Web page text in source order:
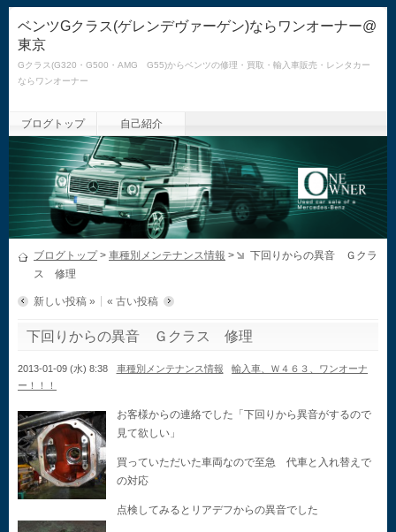
ベンツGクラス(ゲレンデヴァーゲン)ならワンオーナー@
東京
Gクラス(G320・G500・AMG G55)からベンツの修理・買取・輸入車販売・レンタカー
ならワンオーナー
ブログトップ 自己紹介
ブログトップ> 車種別メンテナンス情報 >
下回りからの異音 Ｇクラ
ス 修理
新しい投稿 » « 古い投稿
下回りからの異音 Ｇクラス 修理
2013-01-09 (水) 8:38 車種別メンテナンス情報
輸入車、Ｗ４６３、ワンオーナ
ー！！！
お客様からの連絡でした「下回りから異音がするので
見て欲しい」
買っていただいた車両なので至急 代車と入れ替えで
の対応
点検してみるとリアデフからの異音でした